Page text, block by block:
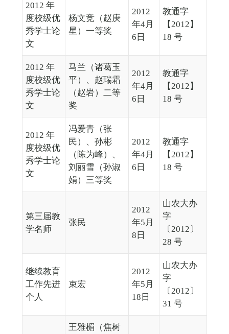
2012 年
度校级优
秀学士论
文
杨文竞（赵庚
星）一等奖
2012
年4月
6日
教通字
【2012】
18 号
2012 年
度校级优
秀学士论
文
马兰（诸葛玉
平）、赵瑞霜
（赵岩）二等
奖
2012
年4月
6日
教通字
【2012】
18 号
2012 年
度校级优
秀学士论
文
冯爱青（张
民）、孙彬
（陈为峰）、
刘丽雪（孙淑
娟）三等奖
2012
年4月
6日
教通字
【2012】
18 号
第三届教
学名师
张民
2012
年5月
8日
山农大办
字
〔2012〕
28 号
继续教育
工作先进
个人
束宏
2012
年5月
18日
山农大办
字
〔2012〕
31 号
王雅楣（焦树